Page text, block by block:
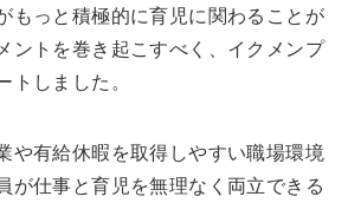
もっと積極的に育児に関わることが
ントを巻き起こすべく、イクメンプ
トしました。
や有給休暇を取得しやすい職場環境
が仕事と育児を無理なく両立できる